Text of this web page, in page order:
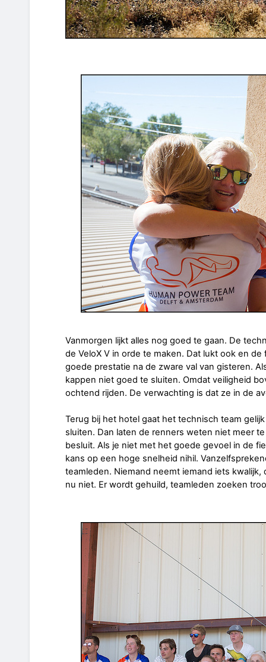
Vanmorgen lijkt alles nog goed te gaan. De
de VeloX V in orde te maken. Dat lukt ook en
goede prestatie na de zware val van gisteren.
kappen niet goed te sluiten. Omdat veiligheid
ochtend rijden. De verwachting is dat ze in de
Terug bij het hotel gaat het technisch team
sluiten. Dan laten de renners weten niet meer
besluit. Als je niet met het goede gevoel in de
kans op een hoge snelheid nihil.
teamleden. Niemand neemt iemand iets
nu niet. Er wordt gehuild, teamleden zoeken